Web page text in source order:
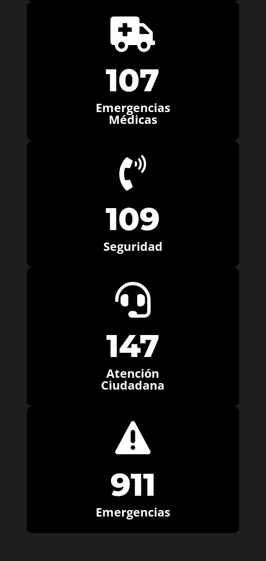

107
Emergencias
Médicas

109
Seguridad

147
Atención
Ciudadana

911
Emergencias